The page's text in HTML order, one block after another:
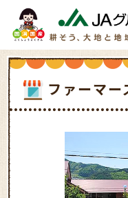
ファーマ